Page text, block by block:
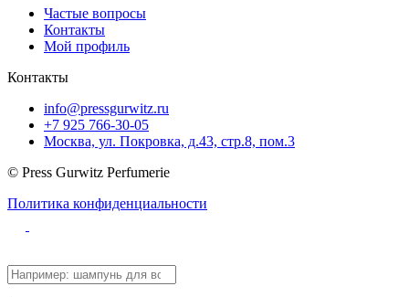
Частые вопросы
Контакты
Мой профиль
Контакты
info@pressgurwitz.ru
+7 925 766-30-05
Москва, ул. Покровка, д.43, стр.8, пом.3
© Press Gurwitz Perfumerie
Политика конфиденциальности